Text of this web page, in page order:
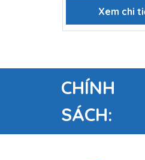
Xem chi
CHÍNH
SÁCH: